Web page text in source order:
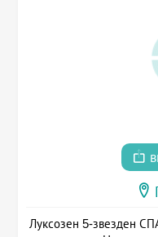
Луксозен 5-звезден